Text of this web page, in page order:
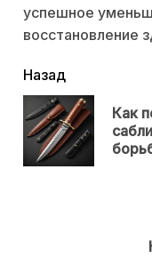
успешное
восстановление
читать
еще
Назад
Как